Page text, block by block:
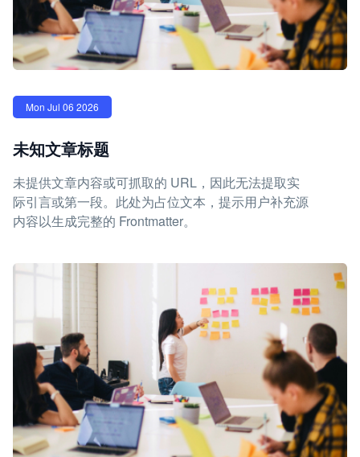
Mon Jul 06 2026
未知文章标题
未提供文章内容或可抓取的 URL，因此无法提取实
际引言或第一段。此处为占位文本，提示用户补充源
内容以生成完整的 Frontmatter。